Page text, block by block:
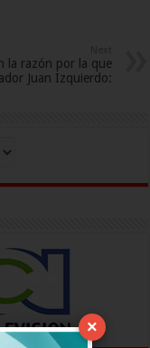
la razón por la que
Juan Izquierdo:
×